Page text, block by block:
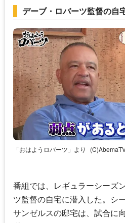
デーブ・ロバーツ監督の自
「おはようロバーツ」より
番組では、レギュラーシーズ
ツ監督の自宅に潜入した。シ
サンゼルスの邸宅は、試合に